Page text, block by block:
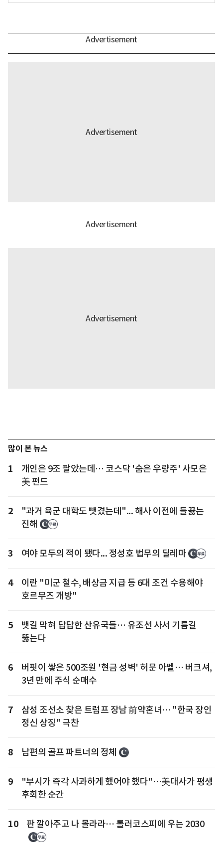
많이 본 뉴스
1
개인은 9조 팔았는데… 코스닥 '숨은 우량주' 사모은
美 펀드
2
"과거 육군 대학도 뺏겼는데"... 해사 이전에 들끓는
진해
3 여야 모두의 적이 됐다... 정성호 법무의 딜레마
4
이란 "미군 철수, 배상금 지급 등 6대 조건 수용해야
호르무즈 개방"
5
뱃길 막혀 답답한 산유국들… 유조선 사서 기름길
뚫는다
6
버핏이 쌓은 500조원 '현금 성벽' 허문 아벨… 버크셔,
3년 만에 주식 순매수
7
삼성 조선소 찾은 트럼프 장남 前약혼녀… "한국 장인
정신 상징" 극찬
8 남편의 골프 파트너의 정체
9
"부시가 즉각 사과하게 했어야 했다"…美대사가 평생
후회한 순간
10 판 깔아주고 나 몰라라… 롤러코스피에 우는 2030